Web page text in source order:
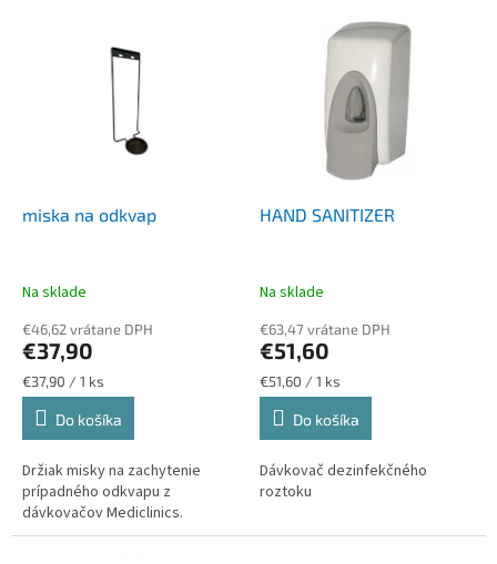
miska na odkvap
Na sklade
€46,62 vrátane DPH
€37,90
Jednotková
cena:
€37,90 / 1 ks
Do košíka
Držiak misky na zachytenie
prípadného odkvapu z
dávkovačov Mediclinics.
HAND SANITIZER
Na sklade
€63,47 vrátane DPH
€51,60
Jednotková
cena:
€51,60 / 1 ks
Do košíka
Dávkovač dezinfekčného
roztoku